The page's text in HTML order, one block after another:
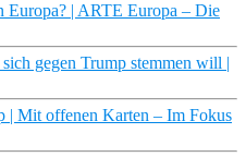
Europa? | ARTE Europa – Die
gegen Trump stemmen will |
| Mit offenen Karten – Im Fokus